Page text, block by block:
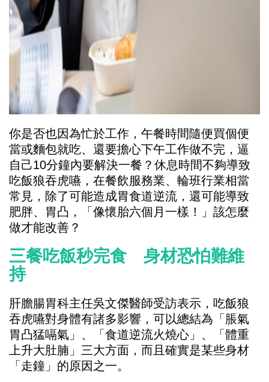
你是否也因為忙於工作，午餐時間隨便買個便
當或麵包就吃、還要擔心下午工作做不完，逼
自己10分鐘內要解決一餐？休息時間不夠導致
吃飯狼吞虎嚥，在餐飲服務業、輪班行業相當
常見，除了可能造成胃食道逆流，還可能導致
肥胖、胃凸，「像懷胎六個月一樣！」該怎麼
做才能改善？
三餐吃飯秒完食 身材恐怕難維
持
肝膽腸胃科主任吳文傑醫師受訪表示，吃飯狼
吞虎嚥對身體有諸多影響，可以總結為「脹氣
胃凸猛嗝氣」、「食道逆流火燒心」、「體重
上升大肚腩」三大方面，而且確實是某些身材
「走鐘」的原因之一。